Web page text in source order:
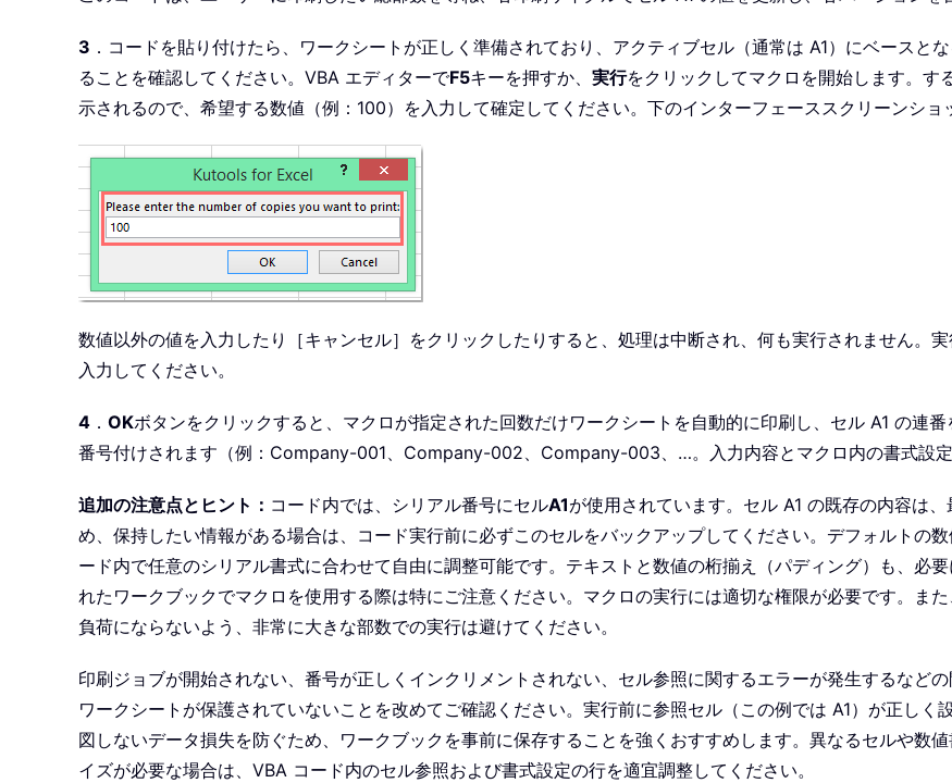
3 ．コードを貼り付けたら、ワークシートが正しく準備されており、アクティブセル（通常は A1）にベース
ることを確認してください。VBA エディターでF5キーを押すか、 実行をクリックしてマクロを開始します。す
示されるので、希望する数値（例：100）を入力して確定してください。下のインターフェーススクリーンショ
数値以外の値を入力したり［キャンセル］をクリックしたりすると、処理は中断され、何も実行されません。
入力してください。
4 ． OKボタンをクリックすると、マクロが指定された回数だけワークシートを自動的に印刷し、セル A1 の連
番号付けされます（例：Company-001、Company-002、Company-003、…。入力内容とマクロ内の書式設
追加の注意点とヒント： コード内では、シリアル番号にセルA1が使用されています。セル A1 の既存の内容は
め、保持したい情報がある場合は、コード実行前に必ずこのセルをバックアップしてください。デフォルトの
ード内で任意のシリアル書式に合わせて自由に調整可能です。テキストと数値の桁揃え（パディング）も、必
れたワークブックでマクロを使用する際は特にご注意ください。マクロの実行には適切な権限が必要です。ま
負荷にならないよう、非常に大きな部数での実行は避けてください。
印刷ジョブが開始されない、番号が正しくインクリメントされない、セル参照に関するエラーが発生するなど
ワークシートが保護されていないことを改めてご確認ください。実行前に参照セル（この例では A1）が正し
図しないデータ損失を防ぐため、ワークブックを事前に保存することを強くおすすめします。異なるセルや数
イズが必要な場合は、VBA コード内のセル参照および書式設定の行を適宜調整してください。